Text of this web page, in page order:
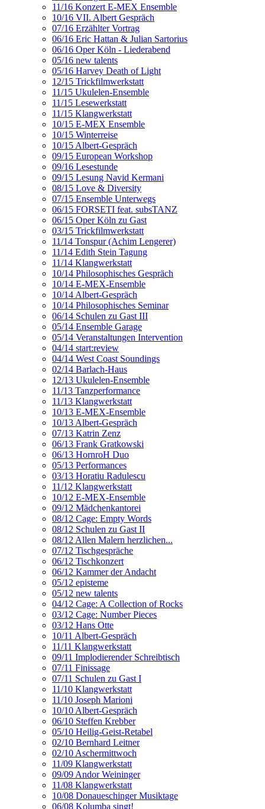
11/16 Konzert E-MEX Ensemble
10/16 VII. Albert Gespräch
07/16 Erzählter Vortrag
06/16 Eric Hattan & Julian Sartorius
06/16 Oper Köln - Liederabend
05/16 new talents
05/16 Harvey Death of Light
12/15 Trickfilmwerkstatt
11/15 Ukulelen-Ensemble
11/15 Lesewerkstatt
11/15 Klangwerkstatt
10/15 E-MEX Ensemble
10/15 Winterreise
10/15 Albert-Gespräch
09/15 European Workshop
09/16 Lesestunde
09/15 Lesung Navid Kermani
08/15 Love & Diversity
07/15 Ensemble Unterwegs
06/15 FORSETI feat. subsTANZ
06/15 Oper Köln zu Gast
03/15 Trickfilmwerkstatt
11/14 Tonspur (Achim Lengerer)
11/14 Edith Stein Tagung
11/14 Klangwerkstatt
10/14 Philosophisches Gespräch
10/14 E-MEX-Ensemble
10/14 Albert-Gespräch
10/14 Philosophisches Seminar
06/14 Schulen zu Gast III
05/14 Ensemble Garage
05/14 Veranstaltungen Intervention
04/14 start:review
04/14 West Coast Soundings
02/14 Barlach-Haus
12/13 Ukulelen-Ensemble
11/13 Tanzperformance
11/13 Klangwerkstatt
10/13 E-MEX-Ensemble
10/13 Albert-Gespräch
07/13 Katrin Zenz
06/13 Frank Gratkowski
06/13 HornroH Duo
05/13 Performances
03/13 Horatiu Radulescu
11/12 Klangwerkstatt
10/12 E-MEX-Ensemble
09/12 Mädchenkantorei
08/12 Cage: Empty Words
08/12 Schulen zu Gast II
08/12 Allen Malern herzlichen...
07/12 Tischgespräche
06/12 Tischkonzert
06/12 Kammer der Andacht
05/12 episteme
05/12 new talents
04/12 Cage: A Collection of Rocks
03/12 Cage: Number Pieces
03/12 Hans Otte
10/11 Albert-Gespräch
11/11 Klangwerkstatt
09/11 Implodierender Schreibtisch
07/11 Finissage
07/11 Schulen zu Gast I
11/10 Klangwerkstatt
11/10 Joseph Marioni
10/10 Albert-Gespräch
06/10 Steffen Krebber
05/10 Heilig-Geist-Retabel
02/10 Bernhard Leitner
02/10 Aschermittwoch
11/09 Klangwerkstatt
09/09 Andor Weininger
11/08 Klangwerkstatt
10/08 Donaueschinger Musiktage
06/08 Kolumba singt!